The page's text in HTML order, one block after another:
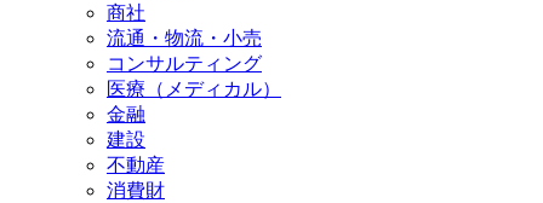
商社
流通・物流・小売
コンサルティング
医療（メディカル）
金融
建設
不動産
消費財